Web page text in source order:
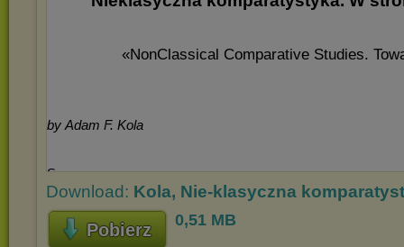
Download: Kola, Nie-klasyczna
Pobierz 0,51 MB